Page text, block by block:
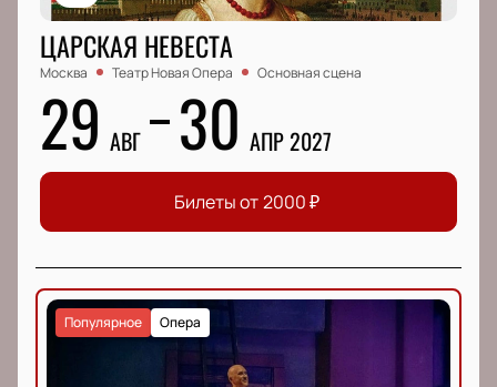
ЦАРСКАЯ НЕВЕСТА
Москва Театр Новая Опера Основная сцена
29 АВГ 30 АПР 2027
Билеты от 2000₽
Опера
Популярное